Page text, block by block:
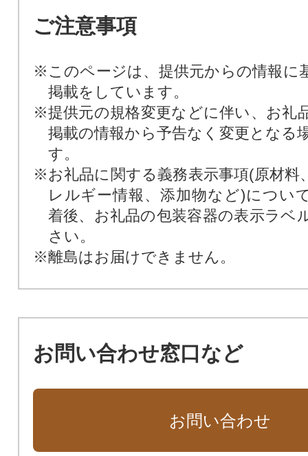
ご注意事項
※このページは、提供元からの情報に
掲載をしています。
※提供元の規格変更などに伴い、お礼
掲載の情報から予告なく変更となる
す。
※お礼品に関する義務表示事項(原材料
レルギー情報、添加物など)につい
着後、お礼品の包装容器の表示ラベ
さい。
※離島はお届けできません。
お問い合わせ窓口など
お問い合わせ